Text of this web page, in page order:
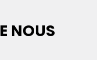
NOUS